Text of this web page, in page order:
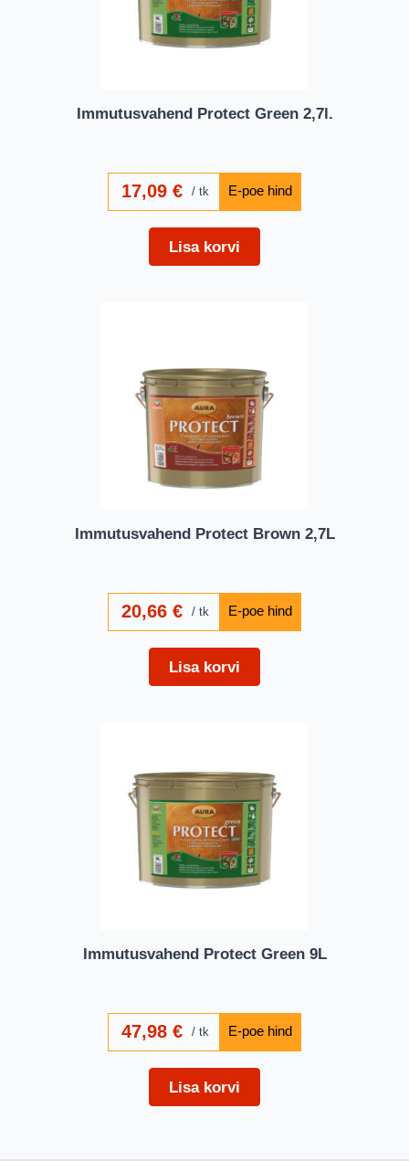
Immutusvahend Protect Green 2,7l.
17,09 € tk
Lisa korvi
Immutusvahend Protect Brown 2,7L
20,66 € tk
Lisa korvi
Immutusvahend Protect Green 9L
47,98 € tk
Lisa korvi